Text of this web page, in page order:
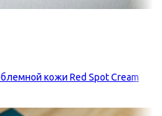
кожи Red Spot Cream